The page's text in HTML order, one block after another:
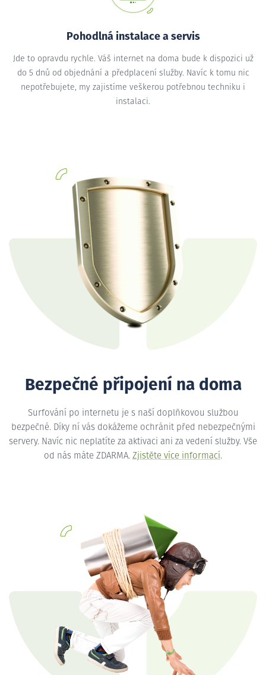
Pohodlná instalace a servis
Jde to opravdu rychle. Váš internet na doma bude k dispozici už
do 5 dnů od objednání a předplacení služby. Navíc k tomu nic
nepotřebujete, my zajistíme veškerou potřebnou techniku i
instalaci.
Bezpečné připojení na doma
Surfování po internetu je s naší doplňkovou službou
bezpečné. Díky ní vás dokážeme ochránit před nebezpečnými
servery. Navíc nic neplatíte za aktivaci ani za vedení služby. Vše
od nás máte ZDARMA. Zjistěte více informací.